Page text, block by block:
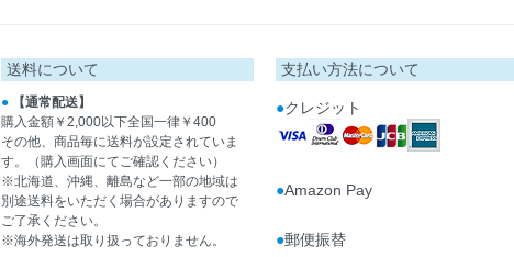
送料について
●
【通常配送】
購入金額￥2,000以下全国一律￥400
その他、商品毎に送料が設定されていま
す。（購入画面にてご確認ください）
※北海道、沖縄、離島など一部の地域は
別途送料をいただく場合がありますので
ご了承ください。
※海外発送は取り扱っておりません。
支払い方法について
●クレジット
●Amazon Pay
●郵便振替